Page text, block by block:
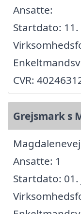
Ansatte:
Startdato:
CVR:
Grejsmark s
Ansatte: 1
Startdato: 01.